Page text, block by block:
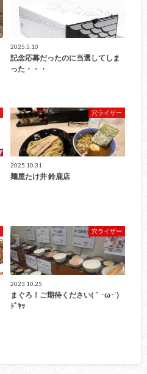
2025.5.10
記念応募だったのに当選してしま
った・・・
穴ライザー
2025.10.31
麺屋たけ井 鈴鹿店
穴ライザー
2023.10.25
まぐろ！ご期待ください(｀･ω･´)
ﾄﾞﾔｯ